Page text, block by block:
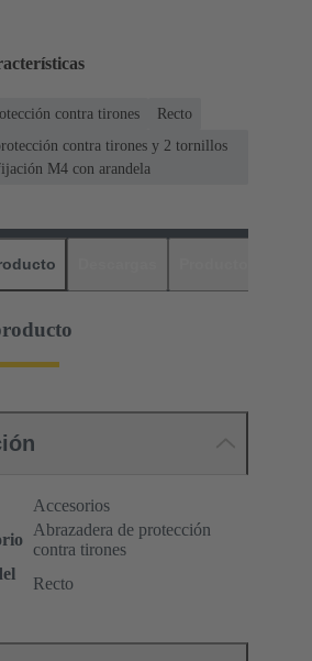
contra tirones
Recto
contra tirones y 2 tornillos
M4 con arandela
Accesorios
Abrazadera de protección
contra tirones
Recto